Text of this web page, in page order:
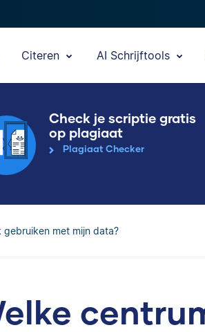
Citeren AI Schrijftools
Check je scriptie gratis
op plagiaat
Plagiaat Checker
gebruiken met mijn data?